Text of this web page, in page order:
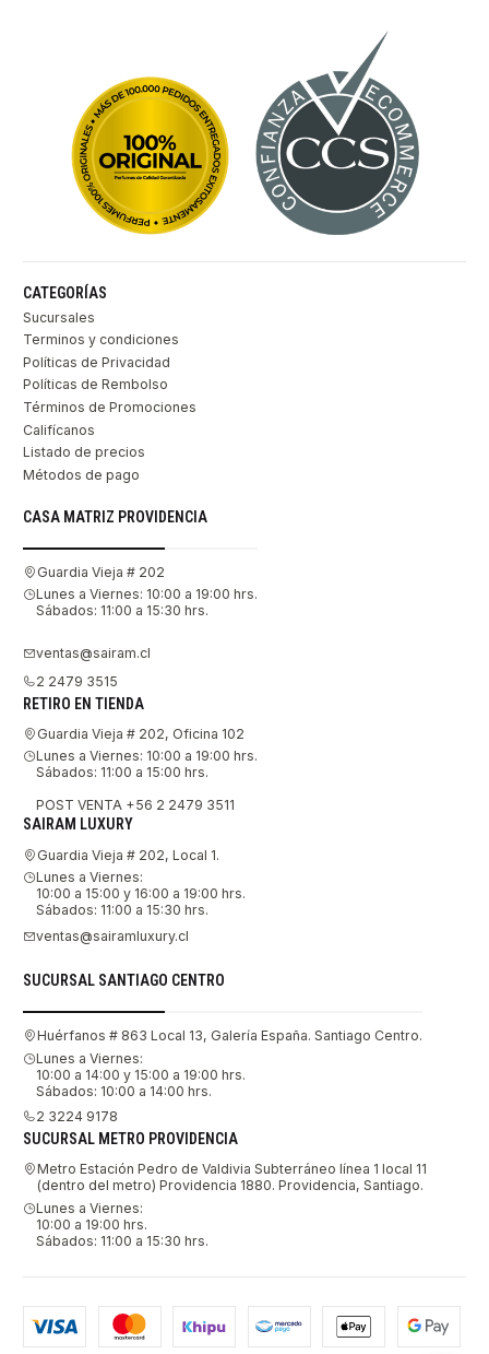
CATEGORÍAS
Sucursales
Terminos y condiciones
Políticas de Privacidad
Políticas de Rembolso
Términos de Promociones
Califícanos
Listado de precios
Métodos de pago
CASA MATRIZ PROVIDENCIA
Guardia Vieja # 202
Lunes a Viernes: 10:00 a 19:00 hrs.
Sábados: 11:00 a 15:30 hrs.
ventas@sairam.cl
2 2479 3515
RETIRO EN TIENDA
Guardia Vieja # 202, Oficina 102
Lunes a Viernes: 10:00 a 19:00 hrs.
Sábados: 11:00 a 15:00 hrs.
POST VENTA +56 2 2479 3511
SAIRAM LUXURY
Guardia Vieja # 202, Local 1.
Lunes a Viernes:
10:00 a 15:00 y 16:00 a 19:00 hrs.
Sábados: 11:00 a 15:30 hrs.
ventas@sairamluxury.cl
SUCURSAL SANTIAGO CENTRO
Huérfanos # 863 Local 13, Galería España. Santiago Centro.
Lunes a Viernes:
10:00 a 14:00 y 15:00 a 19:00 hrs.
Sábados: 10:00 a 14:00 hrs.
2 3224 9178
SUCURSAL METRO PROVIDENCIA
Metro Estación Pedro de Valdivia Subterráneo línea 1 local 11
(dentro del metro) Providencia 1880. Providencia, Santiago.
Lunes a Viernes:
10:00 a 19:00 hrs.
Sábados: 11:00 a 15:30 hrs.